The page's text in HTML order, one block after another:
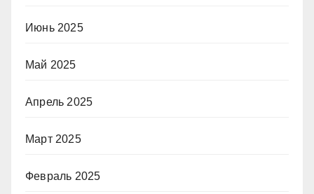
Июнь 2025
Май 2025
Апрель 2025
Март 2025
Февраль 2025